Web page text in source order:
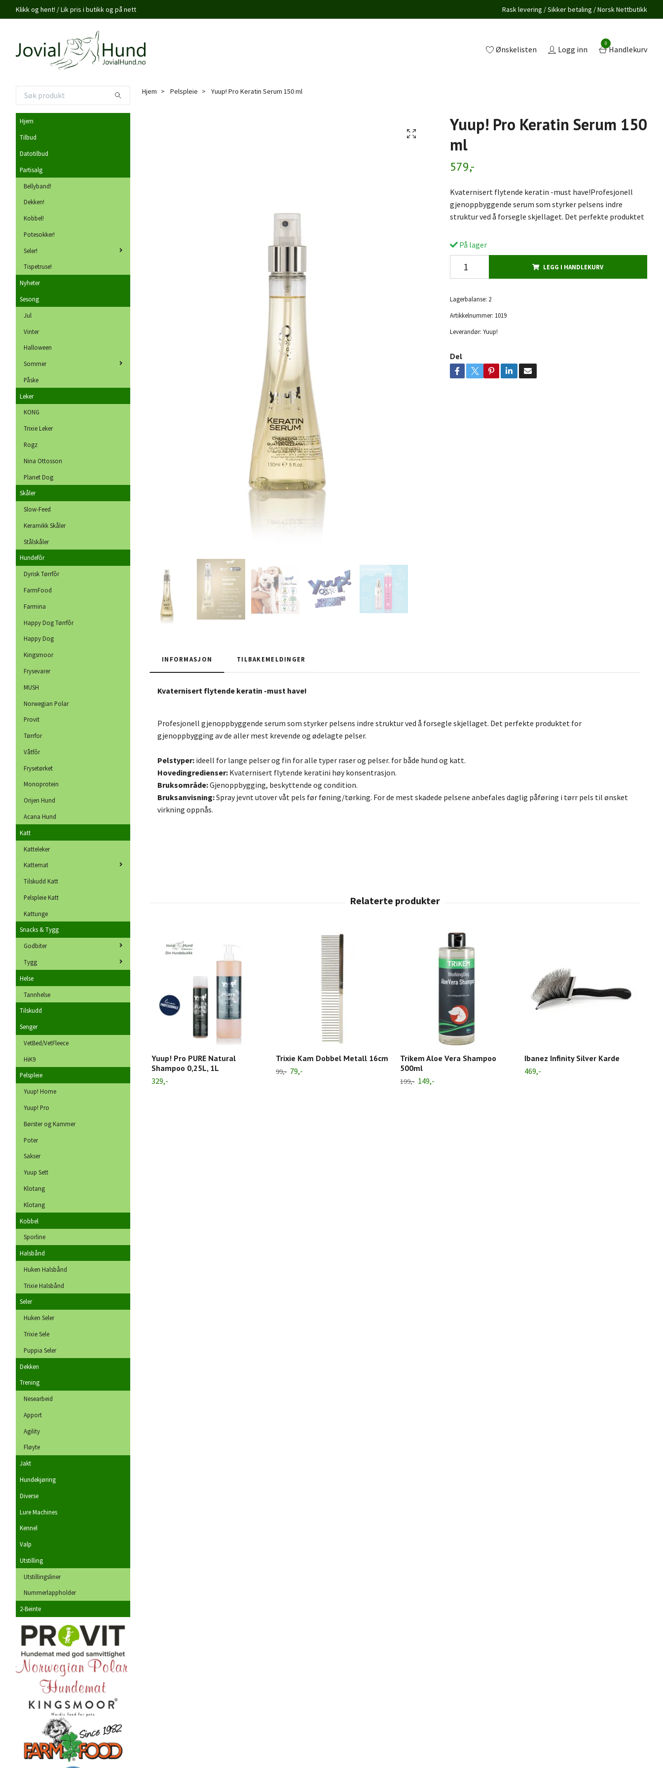
Klikk og hent! / Lik pris i butikk og på nett Rask levering / Sikker betaling / Norsk Nettbutikk
Ønskelisten Logg inn
0
Handlekurv
Hjem
Tilbud
Datotilbud
Partisalg
Bellyband!
Dekken!
Kobbel!
Potesokker!
Seler!
Tispetruse!
Nyheter
Sesong
Jul
Vinter
Halloween
Sommer
Påske
Leker
KONG
Trixie Leker
Rogz
Nina Ottosson
Planet Dog
Skåler
Slow-Feed
Keramikk Skåler
Stålskåler
Hundefôr
Dyrisk Tørrfôr
FarmFood
Farmina
Happy Dog Tørrfôr
Happy Dog
Kingsmoor
Frysevarer
MUSH
Norwegian Polar
Provit
Tørrfor
Våtfôr
Frysetørket
Monoprotein
Orijen Hund
Acana Hund
Katt
Katteleker
Kattemat
Tilskudd Katt
Pelspleie Katt
Kattunge
Snacks & Tygg
Godbiter
Tygg
Helse
Tannhelse
Tilskudd
Senger
VetBed/VetFleece
HiK9
Pelspleie
Yuup! Home
Yuup! Pro
Børster og Kammer
Poter
Sakser
Yuup Sett
Klotang
Klotang
Kobbel
Sporline
Halsbånd
Huken Halsbånd
Trixie Halsbånd
Seler
Huken Seler
Trixie Sele
Puppia Seler
Dekken
Trening
Nesearbeid
Apport
Agility
Fløyte
Jakt
Hundekjøring
Diverse
Lure Machines
Kennel
Valp
Utstilling
Utstillingsliner
Nummerlappholder
2-Beinte
Hjem Pelspleie Yuup! Pro Keratin Serum 150 ml
Yuup! Pro Keratin Serum 150
ml
579,-
Kvaternisert flytende keratin -must have!Profesjonell
gjenoppbyggende serum som styrker pelsens indre
struktur ved å forsegle skjellaget. Det perfekte produktet
På lager
LEGG I HANDLEKURV
Lagerbalanse: 2
Artikkelnummer: 1019
Leverandør: Yuup!
Del
INFORMASJON TILBAKEMELDINGER
Kvaternisert flytende keratin -must have!
Profesjonell gjenoppbyggende serum som styrker pelsens indre struktur ved å forsegle skjellaget. Det perfekte produktet for
gjenoppbygging av de aller mest krevende og ødelagte pelser.
Pelstyper: ideell for lange pelser og fin for alle typer raser og pelser. for både hund og katt.
Hovedingredienser: Kvaternisert flytende keratini høy konsentrasjon.
Bruksområde:Gjenoppbygging, beskyttende og condition.
Bruksanvisning:Spray jevnt utover våt pels før føning/tørking. For de mest skadede pelsene anbefales daglig påføring i tørr pels til ønsket
virkning oppnås.
Yuup! Pro PURE Natural
Shampoo 0,25L, 1L
329,-
Trixie Kam Dobbel Metall 16cm
99,- 79,-
Trikem Aloe Vera Shampoo
500ml
199,- 149,-
Ibanez Infinity Silver Karde
469,-